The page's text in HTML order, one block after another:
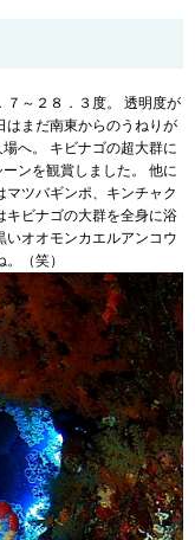
７～２８．３度。 透明度が
はまだ南東からのうねりが
へ。 キビナゴの超大群に
ンを観賞しました。 他に
マツバギンポ、キンチャク
キビナゴの大群を全身に浴
いオオモンカエルアンコウ
（笑）